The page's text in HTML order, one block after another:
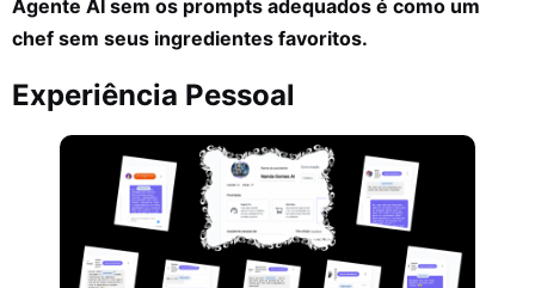
Agente AI sem os prompts adequados é como um
chef sem seus ingredientes favoritos.
Experiência Pessoal